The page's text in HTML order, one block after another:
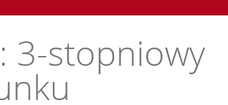
3-stopniowy